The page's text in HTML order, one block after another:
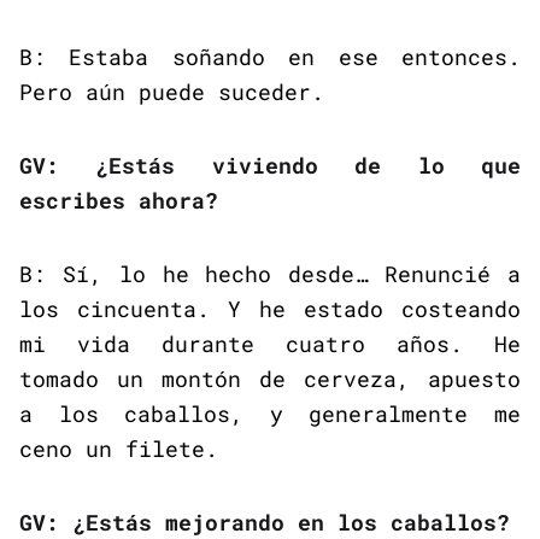
B: Estaba soñando en ese entonces.
Pero aún puede suceder.
GV: ¿Estás viviendo de lo que
escribes ahora?
B: Sí, lo he hecho desde… Renuncié a
los cincuenta. Y he estado costeando
mi vida durante cuatro años. He
tomado un montón de cerveza, apuesto
a los caballos, y generalmente me
ceno un filete.
GV: ¿Estás mejorando en los caballos?